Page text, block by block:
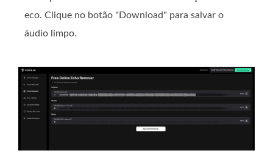
eco. Clique no botão "Download" para salvar o
áudio limpo.